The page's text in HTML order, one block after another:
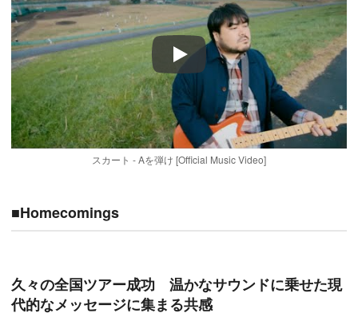
Play
スカート - Aを弾け [Official Music Video]
■Homecomings
久々の全国ツアー成功 温かなサウンドに乗せた現
代的なメッセージに集まる共感